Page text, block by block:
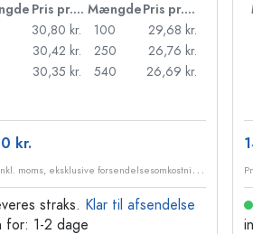
Pris pr. stk. Mængde
Pris pr. stk.
30,80 kr.
30,42 kr.
30,35 kr.
100
29,68 kr.
250
26,76 kr.
540
26,69 kr.
kr.
P
riser inkl. moms, eksklusive forsendelsesomkostninger
straks. Klar til afsendelse
for: 1-2 dage